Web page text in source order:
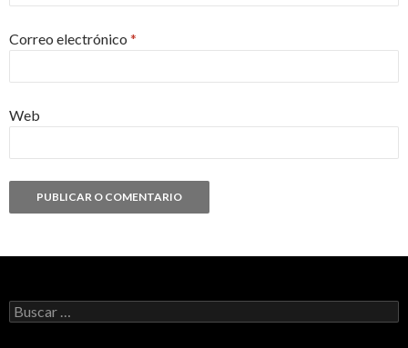
Correo electrónico *
Web
Buscar: